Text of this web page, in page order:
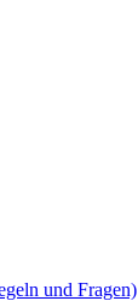
und Fragen)